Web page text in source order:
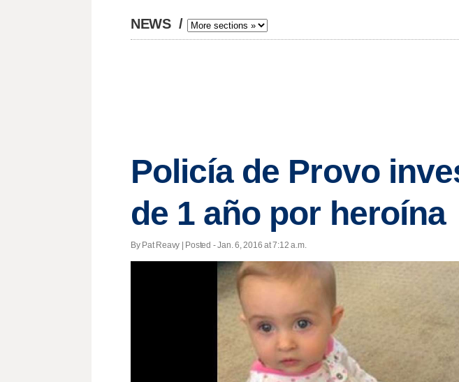
NEWS /
Policía de Provo
de 1 año por heroína
By Pat Reavy | Posted - Jan. 6, 2016 at 7:12 a.m.